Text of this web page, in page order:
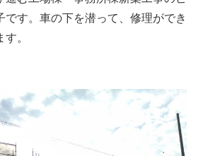
です。車の下を潜って、修理ができ
。